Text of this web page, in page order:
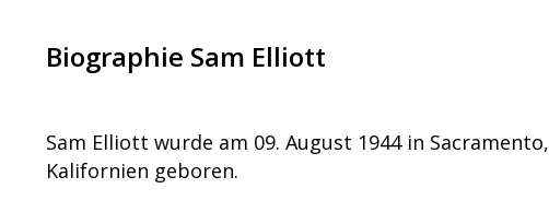
Biographie Sam Elliott
Sam Elliott wurde am 09. August 1944 in Sacramento,
Kalifornien geboren.